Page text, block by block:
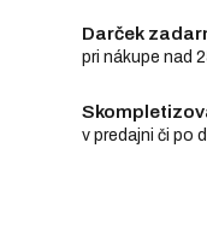
Darček
pri nákupe nad
v predajni či po